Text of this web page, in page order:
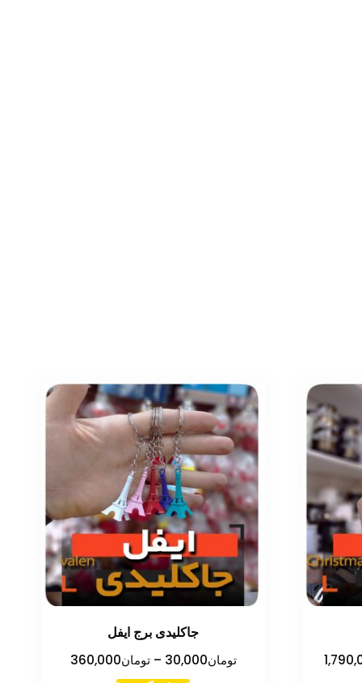
محدوده
جاکلیدی برج ایفل
تومان30,000
– تومان360,000